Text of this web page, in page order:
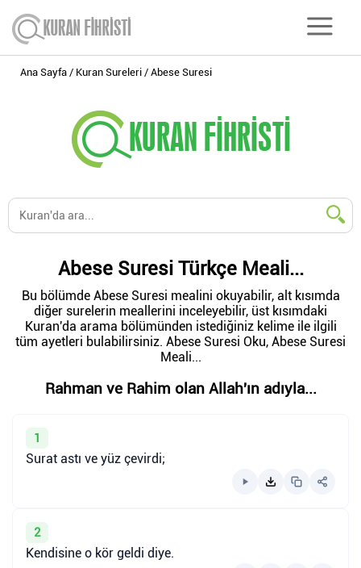
Ana Sayfa Kuran Sureleri Abese Suresi
Abese Suresi Türkçe Meali...
Bu bölümde Abese Suresi mealini okuyabilir, alt kısımda
diğer surelerin meallerini inceleyebilir, üst kısımdaki
Kuran'da arama bölümünden istediğiniz kelime ile ilgili
tüm ayetleri bulabilirsiniz. Abese Suresi Oku, Abese Suresi
Meali...
Rahman ve Rahim olan Allah'ın adıyla...
1
Surat astı ve yüz çevirdi;
2
Kendisine o kör geldi diye.